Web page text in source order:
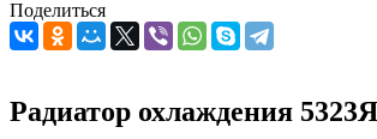
Поделиться
Радиатор охлаждения